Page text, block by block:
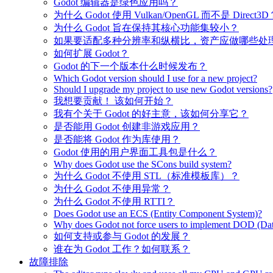
Godot 编辑器是绿色应用吗？
为什么 Godot 使用 Vulkan/OpenGL 而不是 Direct3D
为什么 Godot 旨在保持其核心功能集较小？
如果要适配多种分辨率和纵横比，资产应做哪些处
如何扩展 Godot？
Godot 的下一个版本什么时候发布？
Which Godot version should I use for a new project?
Should I upgrade my project to use new Godot versions?
我想要贡献！ 该如何开始？
我有个关于 Godot 的好主意，该如何分享它？
是否能用 Godot 创建非游戏应用？
是否能将 Godot 作为库使用？
Godot 使用的用户界面工具包是什么？
Why does Godot use the SCons build system?
为什么 Godot 不使用 STL（标准模板库）？
为什么 Godot 不使用异常？
为什么 Godot 不使用 RTTI？
Does Godot use an ECS (Entity Component System)?
Why does Godot not force users to implement DOD
如何支持或参与 Godot 的发展？
谁在为 Godot 工作？如何联系？
故障排除